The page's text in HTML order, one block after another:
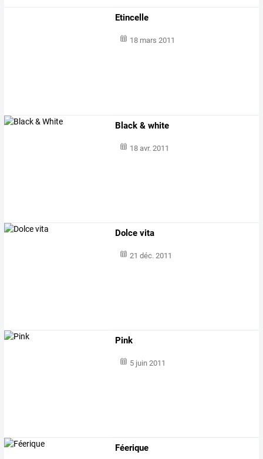
Etincelle
18 mars 2011
Black & white
18 avr. 2011
Dolce vita
21 déc. 2011
Pink
5 juin 2011
Féerique